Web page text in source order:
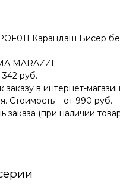
Карандаш Бисер
MARAZZI
руб.
заказу в интернет-
Стоимость – от 990 руб.
заказа (при наличии